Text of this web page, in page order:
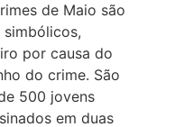
de Maio são
simbólicos,
por causa do
do crime. São
500 jovens
em duas